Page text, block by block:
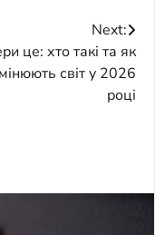
Next:
це: хто такі та як
світ у 2026
році